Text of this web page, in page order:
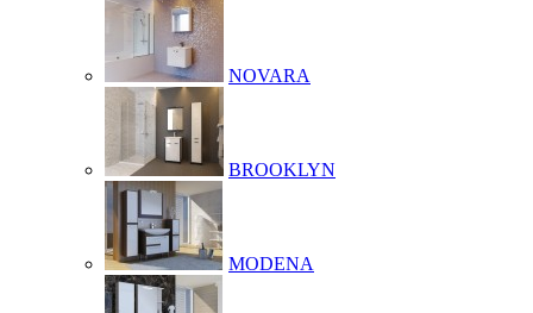
NOVARA
BROOKLYN
MODENA